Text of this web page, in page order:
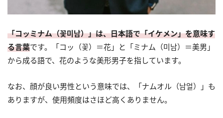
「コッミナム（꽃미남）」は、日本語で「イケメン」を意味す
る言葉です。「コッ（꽃）＝花」と「ミナム（미남）＝美男」
から成る語で、花のような美形男子を指しています。
なお、顔が良い男性という意味では、「ナムオル（남얼）」も
ありますが、使用頻度はさほど高くありません。